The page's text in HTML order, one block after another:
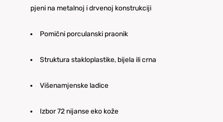
pjeni na metalnoj i drvenoj konstrukciji
Pomični porculanski praonik
Struktura stakloplastike, bijela ili crna
Višenamjenske ladice
Izbor 72 nijanse eko kože